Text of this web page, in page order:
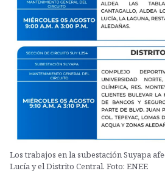
Los trabajos en la subestación Suyapa
Lucía y el Distrito Central. Foto: ENEE